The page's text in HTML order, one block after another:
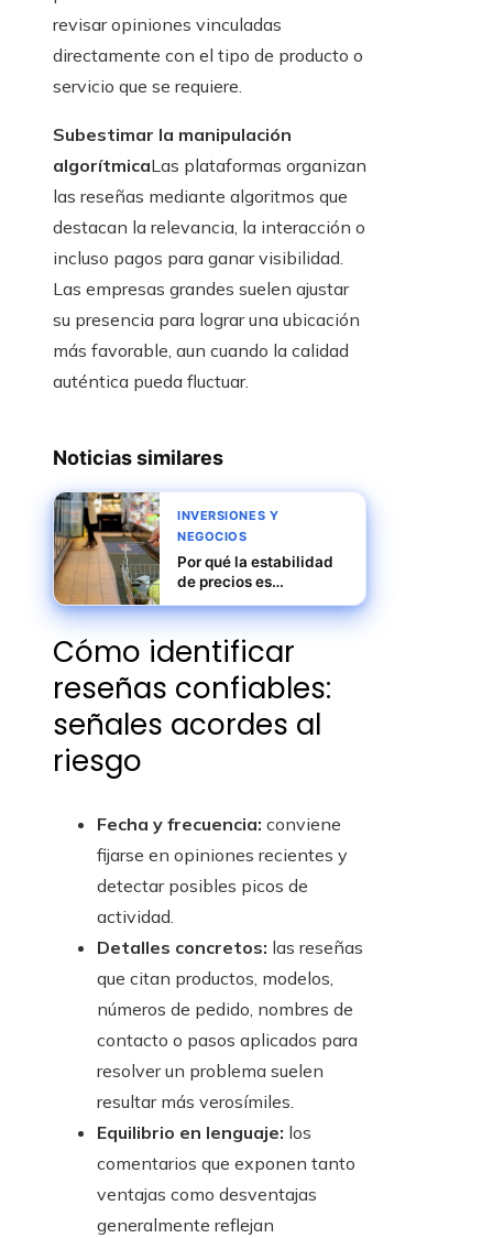
revisar opiniones vinculadas
directamente con el tipo de producto o
servicio que se requiere.
Subestimar la manipulación
algorítmicaLas plataformas organizan
las reseñas mediante algoritmos que
destacan la relevancia, la interacción o
incluso pagos para ganar visibilidad.
Las empresas grandes suelen ajustar
su presencia para lograr una ubicación
más favorable, aun cuando la calidad
auténtica pueda fluctuar.
Noticias similares
INVERSIONES Y
NEGOCIOS
Por qué la estabilidad
de precios es
fundamental para la
inversión y el consumo
en Egipto
Cómo identificar
reseñas confiables:
señales acordes al
riesgo
Fecha y frecuencia: conviene
fijarse en opiniones recientes y
detectar posibles picos de
actividad.
Detalles concretos: las reseñas
que citan productos, modelos,
números de pedido, nombres de
contacto o pasos aplicados para
resolver un problema suelen
resultar más verosímiles.
Equilibrio en lenguaje: los
comentarios que exponen tanto
ventajas como desventajas
generalmente reflejan